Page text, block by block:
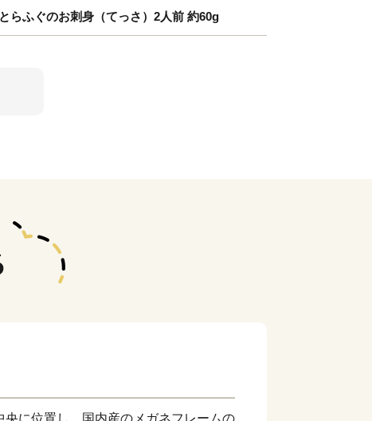
らふぐのお刺身（てっさ）2人前 約60g
に位置し、国内産のメガネフレームの